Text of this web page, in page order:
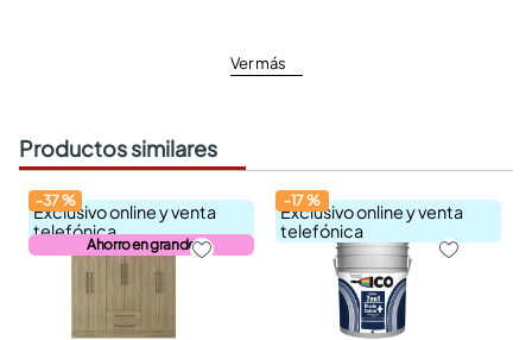
Ver más
Productos similares
Exclusivo online y venta
telefónica
Ahorro en grande
-37%
Exclusivo online y venta
telefónica
-17%